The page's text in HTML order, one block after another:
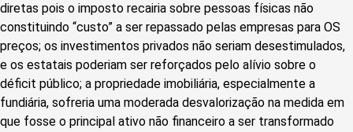
diretas pois o imposto recairia sobre pessoas físicas não
constituindo “custo” a ser repassado pelas empresas para OS
preços; os investimentos privados não seriam desestimulados,
e os estatais poderiam ser reforçados pelo alívio sobre o
déficit público; a propriedade imobiliária, especialmente a
fundiária, sofreria uma moderada desvalorização na medida em
que fosse o principal ativo não financeiro a ser transformado